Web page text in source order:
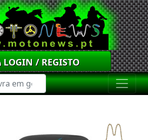
LOGIN / REGISTO